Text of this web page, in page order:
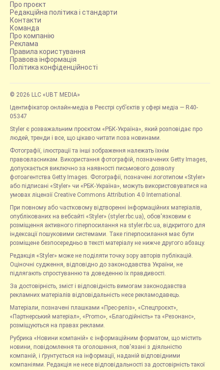
Про проєкт
Редакційна політика і стандарти
Контакти
Команда
Про компанію
Реклама
Правила користування
Правова інформація
Політика конфіденційності
© 2026 LLC «UBT MEDIA»
Ідентифікатор онлайн-медіа в Реєстрі суб’єктів у сфері медіа — R40-
05347
Styler є розважальним проєктом «РБК-Україна», який розповідає про
людей, тренди і все, що цікаво читати поза новинами.
Фотографії, ілюстрації та інші зображення належать їхнім
правовласникам. Використання фотографій, позначених Getty Images,
допускається виключно за наявності письмового дозволу
фотоагентства Getty Images. Фотографії, позначені логотипом «Styler»
або підписані «Styler» чи «РБК-Україна», можуть використовуватися на
умовах ліцензії Creative Commons Attribution 4.0 International.
При повному або частковому відтворенні інформаційних матеріалів,
опублікованих на вебсайті «Styler» (styler.rbc.ua), обов'язковим є
розміщення активного гіперпосилання на styler.rbc.ua, відкритого для
індексації пошуковими системами. Таке гіперпосилання має бути
розміщене безпосередньо в тексті матеріалу не нижче другого абзацу.
Редакція «Styler» може не поділяти точку зору авторів публікацій.
Оціночні судження, відповідно до законодавства України, не
підлягають спростуванню та доведенню їх правдивості.
За достовірність, зміст і відповідність вимогам законодавства
рекламних матеріалів відповідальність несе рекламодавець.
Матеріали, позначені плашками «Прес-реліз», «Спецпроєкт»,
«Партнерський матеріал», «Promo», «Благодійність» та «Резонанс»,
розміщуються на правах реклами.
Рубрика «Новини компаній» є інформаційним форматом, що містить
новини, повідомлення та оголошення, пов'язані з діяльністю
компаній, і ґрунтується на інформації, наданій відповідними
компаніями. Редакція не несе відповідальності за достовірність такої